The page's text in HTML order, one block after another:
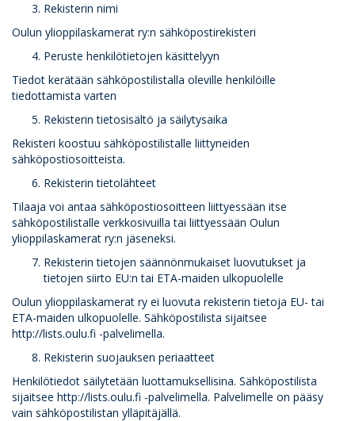
Rekisterin nimi
Oulun ylioppilaskamerat ry:n sähköpostirekisteri
Peruste henkilötietojen käsittelyyn
Tiedot kerätään sähköpostilistalla oleville henkilöille
tiedottamista varten
Rekisterin tietosisältö ja säilytysaika
Rekisteri koostuu sähköpostilistalle liittyneiden
sähköpostiosoitteista.
Rekisterin tietolähteet
Tilaaja voi antaa sähköpostiosoitteen liittyessään itse
sähköpostilistalle verkkosivuilla tai liittyessään Oulun
ylioppilaskamerat ry:n jäseneksi.
Rekisterin tietojen säännönmukaiset luovutukset ja
tietojen siirto EU:n tai ETA-maiden ulkopuolelle
Oulun ylioppilaskamerat ry ei luovuta rekisterin tietoja EU- tai
ETA-maiden ulkopuolelle. Sähköpostilista sijaitsee
http://lists.oulu.fi -palvelimella.
Rekisterin suojauksen periaatteet
Henkilötiedot säilytetään luottamuksellisina. Sähköpostilista
sijaitsee http://lists.oulu.fi -palvelimella. Palvelimelle on pääsy
vain sähköpostilistan ylläpitäjällä.